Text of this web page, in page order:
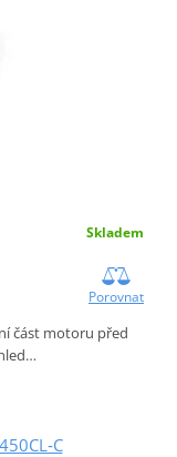
Skladem
Porovnat
část motoru před